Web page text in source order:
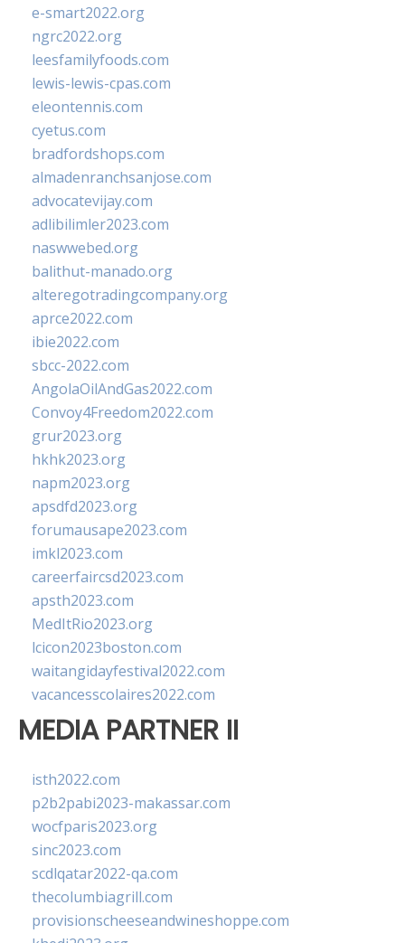
e-smart2022.org
ngrc2022.org
leesfamilyfoods.com
lewis-lewis-cpas.com
eleontennis.com
cyetus.com
bradfordshops.com
almadenranchsanjose.com
advocatevijay.com
adlibilimler2023.com
naswwebed.org
balithut-manado.org
alteregotradingcompany.org
aprce2022.com
ibie2022.com
sbcc-2022.com
AngolaOilAndGas2022.com
Convoy4Freedom2022.com
grur2023.org
hkhk2023.org
napm2023.org
apsdfd2023.org
forumausape2023.com
imkl2023.com
careerfaircsd2023.com
apsth2023.com
MedItRio2023.org
lcicon2023boston.com
waitangidayfestival2022.com
vacancesscolaires2022.com
MEDIA PARTNER II
isth2022.com
p2b2pabi2023-makassar.com
wocfparis2023.org
sinc2023.com
scdlqatar2022-qa.com
thecolumbiagrill.com
provisionscheeseandwineshoppe.com